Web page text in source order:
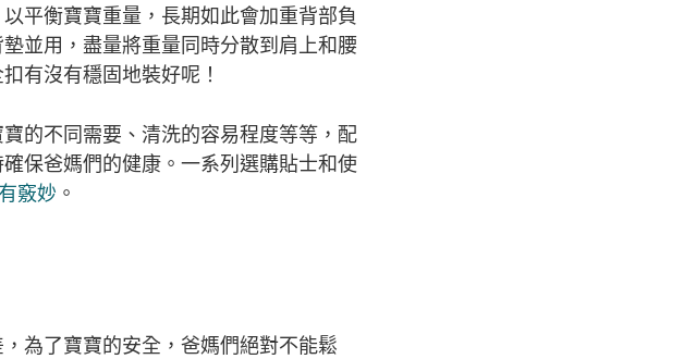
平衡寶寶重量，長期如此會加重背部負
並用，盡量將重量同時分散到肩上和腰
有沒有穩固地裝好呢！
的不同需要、清洗的容易程度等等，配
保爸媽們的健康。一系列選購貼士和使
竅妙 。
為了寶寶的安全，爸媽們絕對不能鬆